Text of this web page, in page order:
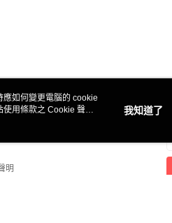
明
如何變更電腦的 cookie
使用條款之 Cookie 聲明
我知道了